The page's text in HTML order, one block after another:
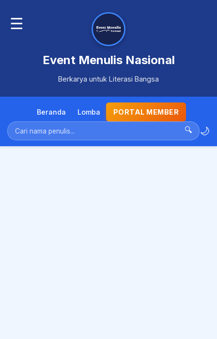
☰
Event Menulis Nasional
Berkarya untuk Literasi Bangsa
Beranda Lomba PORTAL MEMBER
🔍 🌙